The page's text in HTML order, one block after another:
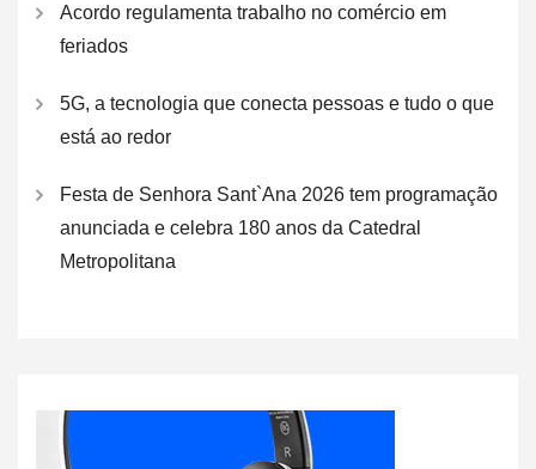
Acordo regulamenta trabalho no comércio em
feriados
5G, a tecnologia que conecta pessoas e tudo o que
está ao redor
Festa de Senhora Sant`Ana 2026 tem programação
anunciada e celebra 180 anos da Catedral
Metropolitana